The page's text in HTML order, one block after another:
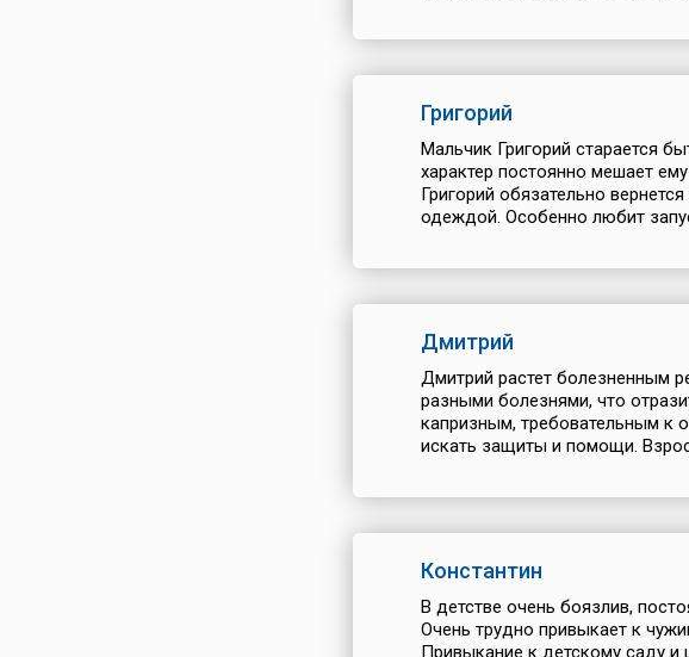
Григорий
Мальчик Григорий старается
характер постоянно мешает
Григорий обязательно
одеждой. Особенно любит
Дмитрий
Дмитрий растет болезненным
разными болезнями, что
капризным, требовательным к
искать защиты и помощи.
Константин
В детстве очень боязлив,
Очень трудно привыкает к
Привыкание к детскому саду и